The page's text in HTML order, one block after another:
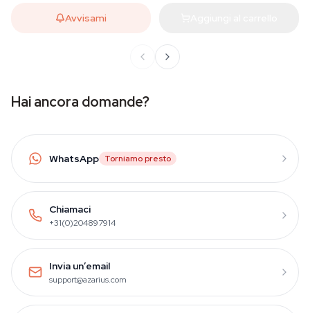
Avvisami
Hai ancora domande?
WhatsApp Torniamo presto
Chiamaci
+31(0)204897914
Invia un’email
support@azarius.com